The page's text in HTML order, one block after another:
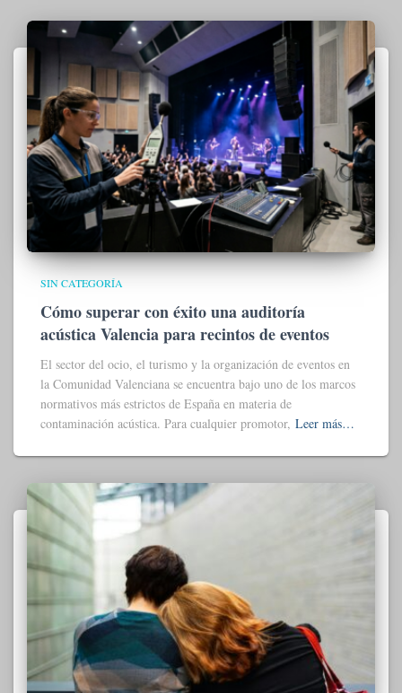
SIN CATEGORÍA
Cómo superar con éxito una auditoría
acústica Valencia para recintos de eventos
El sector del ocio, el turismo y la organización de eventos en
la Comunidad Valenciana se encuentra bajo uno de los marcos
normativos más estrictos de España en materia de
contaminación acústica. Para cualquier promotor, Leer más…